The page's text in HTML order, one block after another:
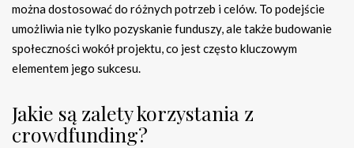
można dostosować do różnych potrzeb i celów. To podejście
umożliwia nie tylko pozyskanie funduszy, ale także budowanie
społeczności wokół projektu, co jest często kluczowym
elementem jego sukcesu.
Jakie są zalety korzystania z
crowdfunding?